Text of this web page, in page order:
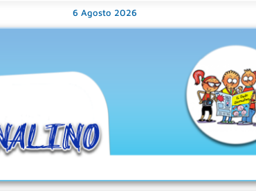
6 Agosto 2026